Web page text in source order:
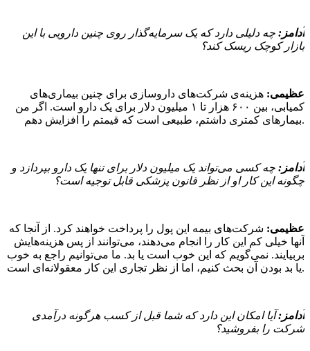
آدامز: چه دلیلی دارد که یک سرمایه‌گذار روی چنین دارویی با این
بازار کوچک ریسک کند؟
عظیمی: هزینه‌ی شرکت‌های داروسازی برای چنین بیماری‌های
کمیابی، بین ۶۰۰ هزار تا ۱ میلیون دلار برای یک دارو است. اگر من
بیمارهای کمتری داشتم، طبیعی است که قیمتم را افزایش دهم.
آدامز: چه کسی می‌تواند یک میلیون دلار برای تنها یک دارو بپردازد و
چگونه این کار او از نظر قانون پزشکی قابل توجیه است؟
عظیمی: شرکت‌های بیمه این پول را پرداخت خواهند کرد. از آنجا که
آنها خیلی کم این کار را انجام می‌دهند، می‌توانند از پس هزینه‌هایش
بربیایند. نمی‌گویم که این خوب است یا بد. ما می‌توانیم راجع به خوب
یا بد بودن آن بحث کنیم، اما از نظر تجاری این کار معقولانه‌ای است.
آدامز:آیا امکان این دارد که شما قبل از کسب هرگونه درآمدی
شرکت را بفروشید؟